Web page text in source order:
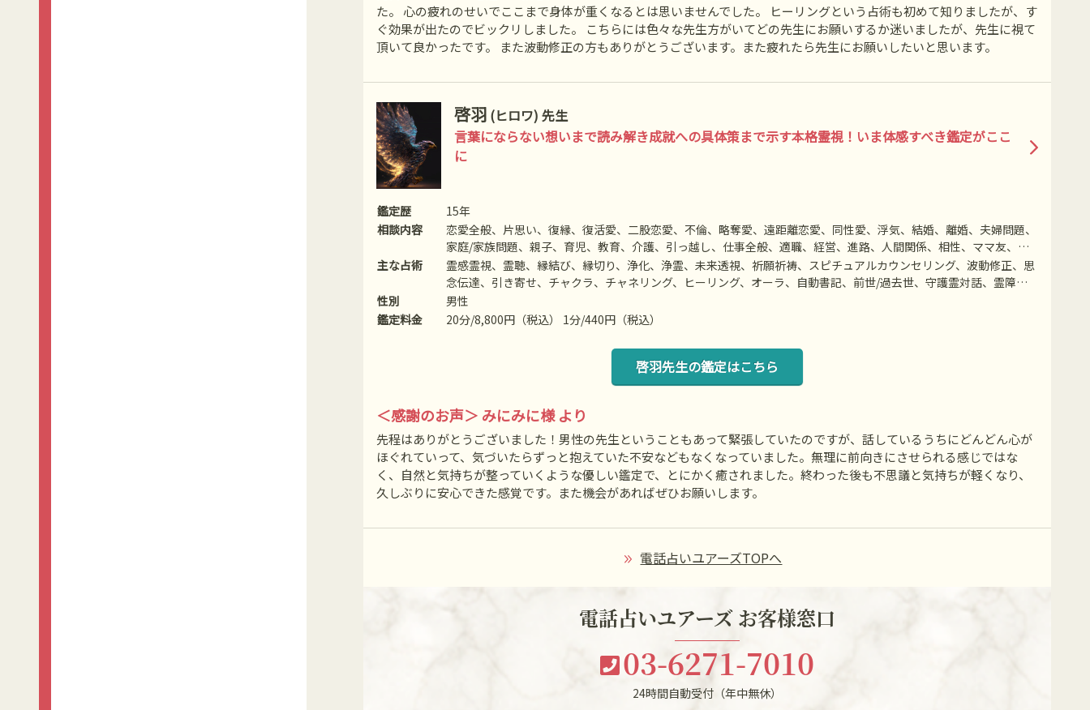
た。 心の疲れのせいでここまで身体が重くなるとは思いませんでした。 ヒーリングという占術も初めて知りましたが、す
ぐ効果が出たのでビックリしました。 こちらには色々な先生方がいてどの先生にお願いするか迷いましたが、先生に視て
頂いて良かったです。 また波動修正の方もありがとうございます。また疲れたら先生にお願いしたいと思います。
啓羽 (ヒロワ) 先生
言葉にならない想いまで読み解き成就への具体策まで示す本格霊視！いま体感すべき鑑定がここ
に
鑑定歴
15年
相談内容
恋愛全般、片思い、復縁、復活愛、二股恋愛、不倫、略奪愛、遠距離恋愛、同性愛、浮気、結婚、離婚、夫婦問題、
家庭/家族問題、親子、育児、教育、介護、引っ越し、仕事全般、適職、経営、進路、人間関係、相性、ママ友、相
手の気持ち、人生相談、開運、運勢、健康、金銭、動物、失せ物、故人、心霊相談など
主な占術
霊感霊視、霊聴、縁結び、縁切り、浄化、浄霊、未来透視、祈願祈祷、スピチュアルカウンセリング、波動修正、思
念伝達、引き寄せ、チャクラ、チャネリング、ヒーリング、オーラ、自動書記、前世/過去世、守護霊対話、霊障除
去、先祖供養、過去世供養、死者との対話、高次との交信、アニマルコミュニケーション、魂入/魂抜、特殊占術、
命名/改名、特殊念波など
性別
男性
鑑定料金
20分/8,800円（税込） 1分/440円（税込）
啓羽先生の鑑定はこちら
＜感謝のお声＞ みにみに様 より
先程はありがとうございました！男性の先生ということもあって緊張していたのですが、話しているうちにどんどん心が
ほぐれていって、気づいたらずっと抱えていた不安などもなくなっていました。無理に前向きにさせられる感じではな
く、自然と気持ちが整っていくような優しい鑑定で、とにかく癒されました。終わった後も不思議と気持ちが軽くなり、
久しぶりに安心できた感覚です。また機会があればぜひお願いします。
電話占いユアーズTOPへ
電話占いユアーズ お客様窓口
03-6271-7010
24時間自動受付（年中無休）